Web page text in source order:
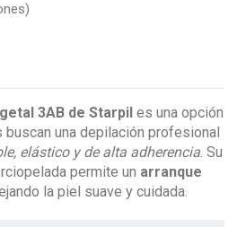
3AB de Starpil es una opción
una depilación profesional
elástico y de alta adherencia. Su
permite un arranque
la piel suave y cuidada.